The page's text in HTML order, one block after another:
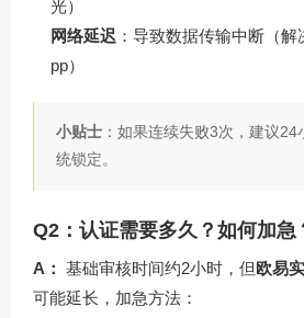
光）
网络延迟 ：导致数据传输中断（
pp）
小贴士 ：如果连续失败3次，建议
统锁定。
Q2：认证需要多久？如何加急
A： 基础审核时间约2小时，但欧易
可能延长，加急方法：